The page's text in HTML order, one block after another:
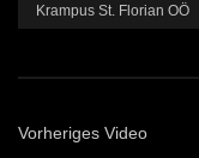
Krampus St. Florian OÖ
Vorheriges Video